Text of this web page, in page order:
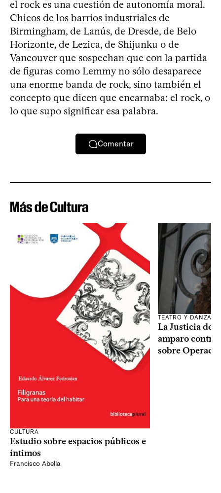
el rock es una cuestión de autonomía moral.
Chicos de los barrios industriales de
Birmingham, de Lanús, de Dresde, de Belo
Horizonte, de Lezica, de Shijunku o de
Vancouver que sospechan que con la partida
de figuras como Lemmy no sólo desaparece
una enorme banda de rock, sino también el
concepto que dicen que encarnaba: el rock, o
lo que supo significar esa palabra.
Comentar
Más de Cultura
CULTURA
Estudio sobre espacios públicos e
íntimos
Francisco Abella
TEATRO Y DANZA
La Justicia
amparo contra
sobre